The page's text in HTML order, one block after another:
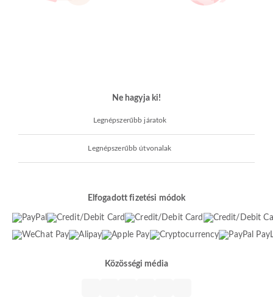
Ne hagyja ki!
Legnépszerűbb járatok
Legnépszerűbb útvonalak
Elfogadott fizetési módok
Közösségi média